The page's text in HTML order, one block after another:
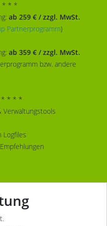
* * *
ab 259 € / zzgl. MwSt.
Partnerprogramm)
ab 359 € / zzgl. MwSt.
bzw. andere
* * * *
Verwaltungstools
Logfiles